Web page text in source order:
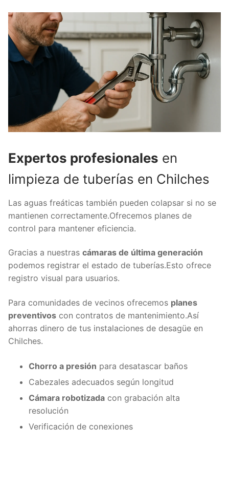
Expertos profesionales en
limpieza de tuberías en Chilches
Las aguas freáticas también pueden colapsar si no se
mantienen correctamente.Ofrecemos planes de
control para mantener eficiencia.
Gracias a nuestras cámaras de última generación
podemos registrar el estado de tuberías.Esto ofrece
registro visual para usuarios.
Para comunidades de vecinos ofrecemos planes
preventivos con contratos de mantenimiento.Así
ahorras dinero de tus instalaciones de desagüe en
Chilches.
Chorro a presión para desatascar baños
Cabezales adecuados según longitud
Cámara robotizada con grabación alta
resolución
Verificación de conexiones